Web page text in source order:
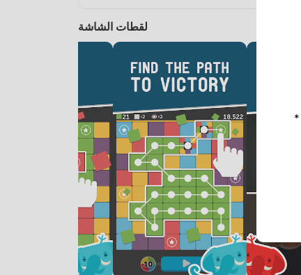
لقطات الشاشة
* إذا كنت ترغب في دعم Moddroid ، فالرجاء دعمنا عن طريق إيقاف تشغيل مانع